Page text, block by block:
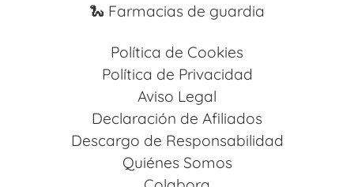
🐍 Farmacias de guardia
Política de Cookies
Política de Privacidad
Aviso Legal
Declaración de Afiliados
Descargo de Responsabilidad
Quiénes Somos